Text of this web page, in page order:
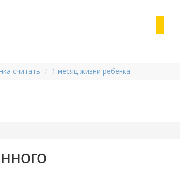
считать 1 месяц жизни ребенка